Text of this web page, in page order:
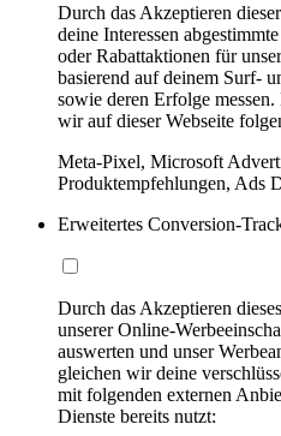
Durch das Akzeptieren
deine Interessen
oder Rabattaktionen für
basierend auf deinem Surf-
sowie deren Erfolge
wir auf dieser Webseite
Meta-Pixel, Microsoft
Produktempfehlungen, Ads
Erweitertes Conversion-
Durch das Akzeptieren
unserer Online-
auswerten und unser
gleichen wir deine
mit folgenden externen
Dienste bereits nutzt: